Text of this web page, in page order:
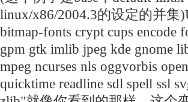
linux/x86/2004.3的设定的并集
bitmap-fonts crypt cups encode
gpm gtk imlib jpeg kde gnome
mpeg ncurses nls oggvorbis
quicktime readline sdl spell ssl